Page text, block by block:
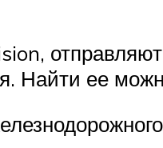
Найти ее